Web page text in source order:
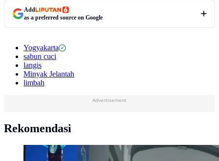
Add
as a preferred source on Google
Yogyakarta
sabun cuci
langis
Minyak Jelantah
limbah
Advertisement
Rekomendasi